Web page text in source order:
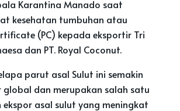
Karantina Manado saat
kesehatan tumbuhan atau
(PC) kepada eksportir Tri
dan PT. Royal Coconut.
parut asal Sulut ini semakin
dan merupakan salah satu
asal sulut yang meningkat